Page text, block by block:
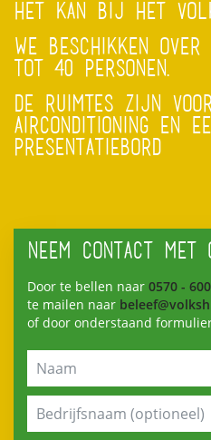
HET KAN BIJ HET
WE BESCHIKKEN
TOT 40 PERSONEN.
DE RUIMTES ZIJN
AIRCONDITIONING EN
PRESENTATIEBORD
NEEM CONTACT MET
Door te bellen naar 0570 -
te mailen naar
of door onderstaand